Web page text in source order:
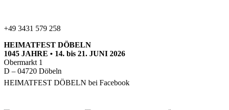
+49 3431 579 258
HEIMATFEST DÖBELN
1045 JAHRE • 14. bis 21. JUNI 2026
Obermarkt 1
D – 04720 Döbeln
HEIMATFEST DÖBELN bei Facebook